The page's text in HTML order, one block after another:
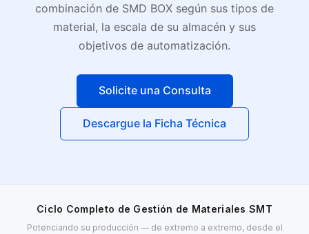
combinación de SMD BOX según sus tipos de
material, la escala de su almacén y sus
objetivos de automatización.
Solicite una Consulta
Descargue la Ficha Técnica
Ciclo Completo de Gestión de Materiales SMT
Potenciando su producción — de extremo a extremo, desde el